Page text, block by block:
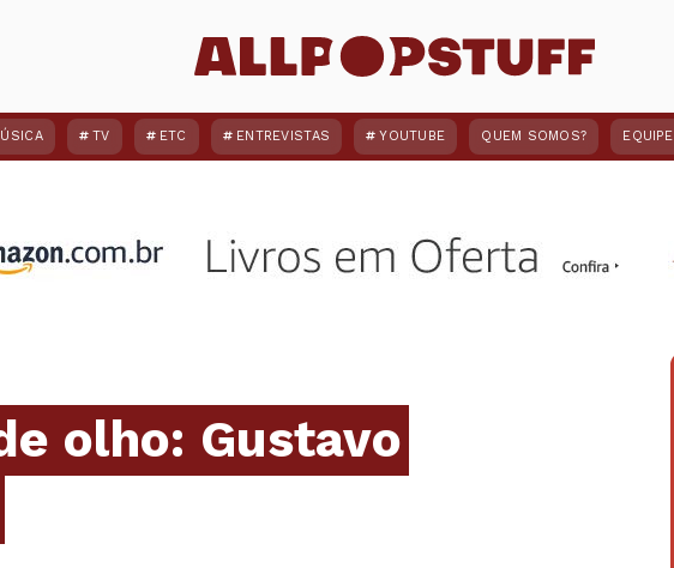
TV ETC ENTREVISTAS YOUTUBE QUEM SOMOS? EQUIPE
olho: Gustavo